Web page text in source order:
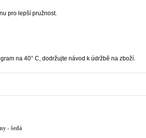
pro lepší pružnost.
na 40° C, dodržujte návod k údržbě na zboží.
- šedá